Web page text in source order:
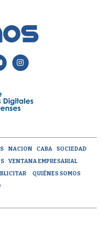
NACION CABA
SOCIEDAD
VENTANA EMPRESARIAL
QUIÉNES SOMOS